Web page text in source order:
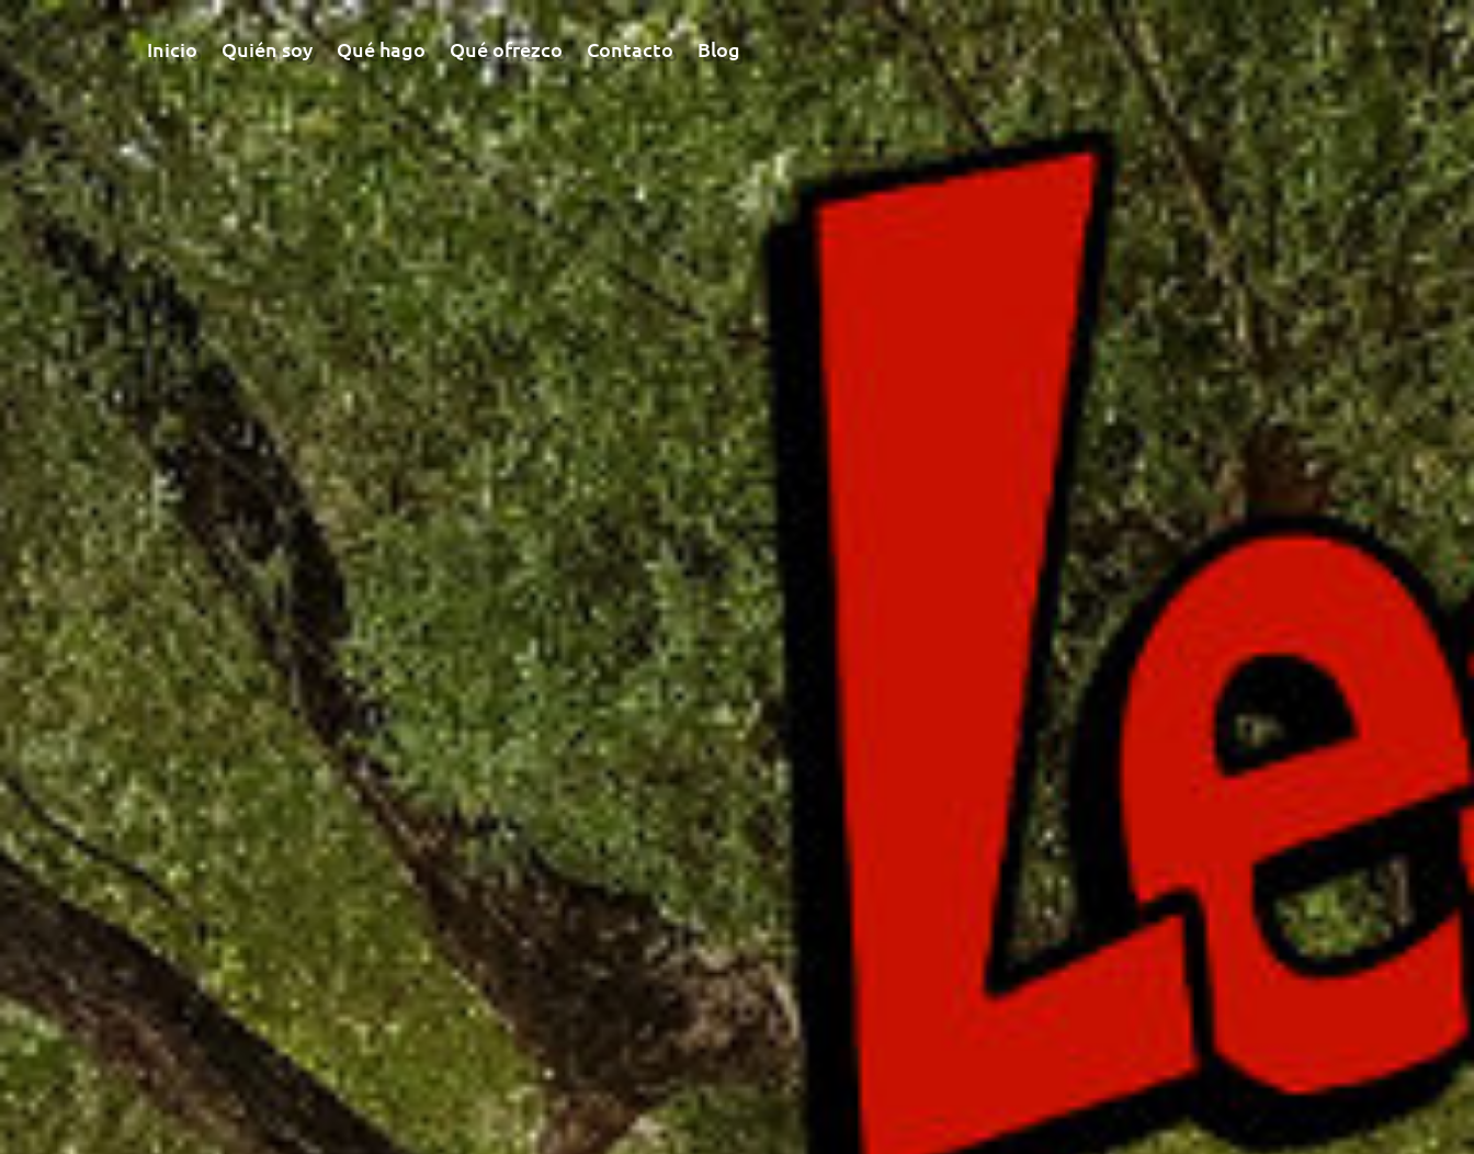
Inicio Quién soy Qué hago Qué ofrezco Contacto Blog